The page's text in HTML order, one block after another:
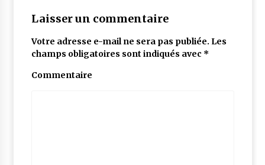
Laisser un commentaire
Votre adresse e-mail ne sera pas publiée. Les
champs obligatoires sont indiqués avec *
Commentaire